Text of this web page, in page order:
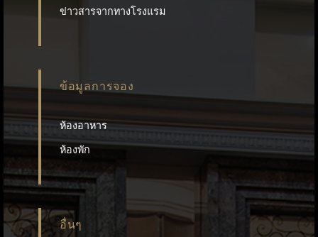
ข่าวสารจากทางโรงแรม
ข้อมูลการจอง
ห้องอาหาร
ห้องพัก
อื่นๆ